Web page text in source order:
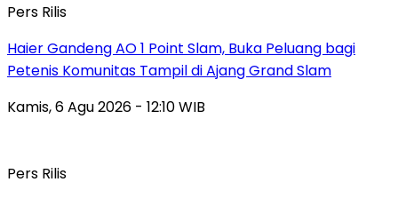
Pers Rilis
Haier Gandeng AO 1 Point Slam, Buka Peluang bagi
Petenis Komunitas Tampil di Ajang Grand Slam
Kamis, 6 Agu 2026 - 12:10 WIB
Pers Rilis